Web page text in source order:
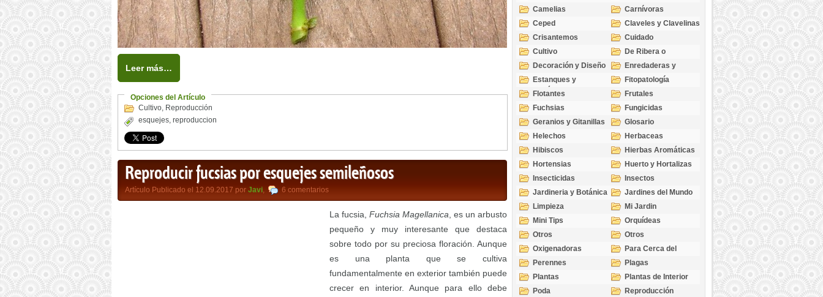
Leer más…
Opciones del Artículo
Cultivo, Reproducción
esquejes, reproduccion
Reproducir fucsias por esquejes semileñosos
Artículo Publicado el 12.09.2017 por Javi, 6 comentarios
La fucsia, Fuchsia Magellanica , es un arbusto
pequeño y muy interesante que destaca
sobre todo por su preciosa floración. Aunque
es una planta que se cultiva
fundamentalmente en exterior también puede
crecer en interior. Aunque para ello debe
Camelias
Carnívoras
Ceped
Claveles y Clavelinas
Crisantemos
Cuidado
Cultivo
De Ribera o
Palustres
Decoración y Diseño
Enredaderas y
cubresuelos
Estanques y
Acuáticas
Fitopatología
Flotantes
Frutales
Fuchsias
Fungicidas
Geranios y Gitanillas
Glosario
Helechos
Herbaceas
Hibiscos
Hierbas Aromáticas
Hortensias
Huerto y Hortalizas
Insecticidas
Insectos
Jardineria y Botánica
Jardines del Mundo
Limpieza
Mi Jardin
Mini Tips
Orquídeas
Otros
Otros
Oxigenadoras
Para Cerca del
Estanque
Perennes
Plagas
Plantas
Plantas de Interior
Poda
Reproducción